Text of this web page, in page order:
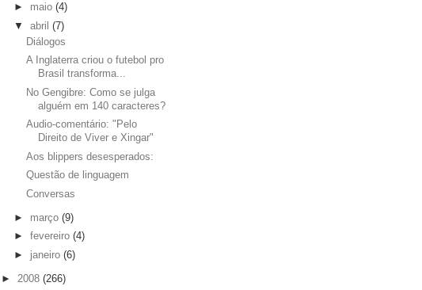
► maio (4)
▼ abril (7)
Diálogos
A Inglaterra criou o futebol pro
Brasil transforma...
No Gengibre: Como se julga
alguém em 140 caracteres?
Audio-comentário: "Pelo
Direito de Viver e Xingar"
Aos blippers desesperados:
Questão de linguagem
Conversas
► março (9)
► fevereiro (4)
► janeiro (6)
► 2008 (266)